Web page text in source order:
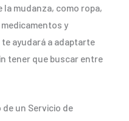
la mudanza, como ropa,
y
ayudará a adaptarte
tener que buscar entre
un Servicio de